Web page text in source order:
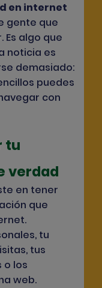
en internet
gente que
algo que
noticia es
demasiado:
puedes
con
tu
verdad
en tener
que
tu
tus
o los
web.